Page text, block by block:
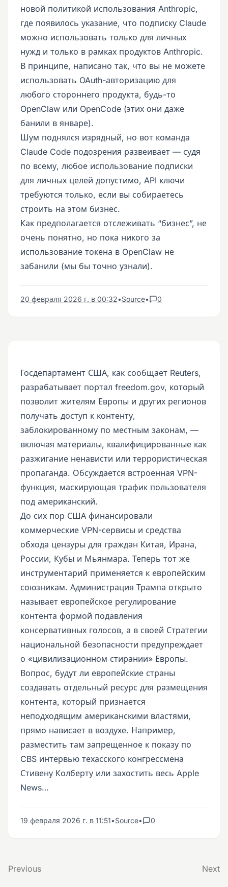
новой политикой использования Anthropic,
где появилось указание, что подписку Claude
можно использовать только для личных
нужд и только в рамках продуктов Anthropic.
В принципе, написано так, что вы не можете
использовать OAuth-авторизацию для
любого стороннего продукта, будь-то
OpenClaw или OpenCode (этих они даже
банили в январе).
Шум поднялся изрядный, но вот команда
Claude Code подозрения развеивает — судя
по всему, любое использование подписки
для личных целей допустимо, API ключи
требуются только, если вы собираетесь
строить на этом бизнес.
Как предполагается отслеживать “бизнес”, не
очень понятно, но пока никого за
использование токена в OpenClaw не
забанили (мы бы точно узнали).
20 февраля 2026 г. в 00:32•Source• 0
Госдепартамент США, как сообщает Reuters,
разрабатывает портал freedom.gov, который
позволит жителям Европы и других регионов
получать доступ к контенту,
заблокированному по местным законам, —
включая материалы, квалифицированные как
разжигание ненависти или террористическая
пропаганда. Обсуждается встроенная VPN-
функция, маскирующая трафик пользователя
под американский.
До сих пор США финансировали
коммерческие VPN-сервисы и средства
обхода цензуры для граждан Китая, Ирана,
России, Кубы и Мьянмара. Теперь тот же
инструментарий применяется к европейским
союзникам. Администрация Трампа открыто
называет европейское регулирование
контента формой подавления
консервативных голосов, а в своей Стратегии
национальной безопасности предупреждает
о «цивилизационном стирании» Европы.
Вопрос, будут ли европейские страны
создавать отдельный ресурс для размещения
контента, который признается
неподходящим американскими властями,
прямо нависает в воздухе. Например,
разместить там запрещенное к показу по
CBS интервью техасского конгрессмена
Стивену Колберту или захостить весь Apple
News…
19 февраля 2026 г. в 11:51•Source• 0
Previous Next